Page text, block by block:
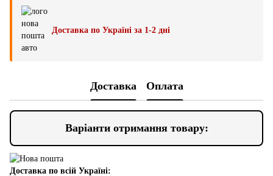
Доставка по Україні за 1-2 дні
Доставка Оплата
Варіанти отримання товару:
Доставка по всій Україні: